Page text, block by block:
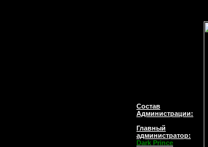
Состав
Администрации:
Главный
администратор:
Dark Prince